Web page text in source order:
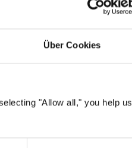
Über Cookies
"Allow all," you help us